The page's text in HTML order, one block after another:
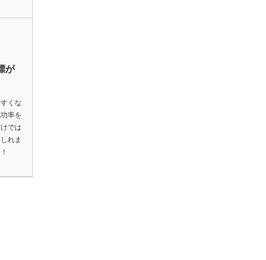
が
くな
率を
では
れま